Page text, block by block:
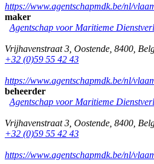
https://www.agentschapmdk.be/nl/
maker
Agentschap voor Maritieme
Vrijhavenstraat 3 Oostende 8400
+32 (0)59 55 42 43
https://www.agentschapmdk.be/nl/
beheerder
Agentschap voor Maritieme
Vrijhavenstraat 3 Oostende 8400
+32 (0)59 55 42 43
https://www.agentschapmdk.be/nl/